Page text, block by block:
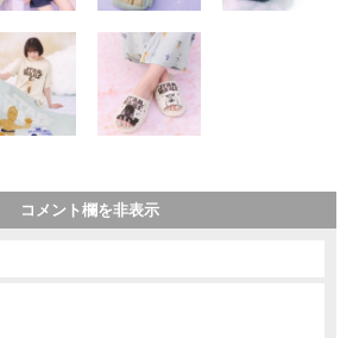
コメント欄を非表示